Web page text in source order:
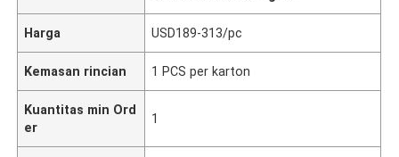
Harga USD189-313/pc
Kemasan rincian 1 PCS per karton
Kuantitas min Ord
er
1